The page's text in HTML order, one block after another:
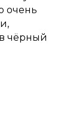
очень
чёрный